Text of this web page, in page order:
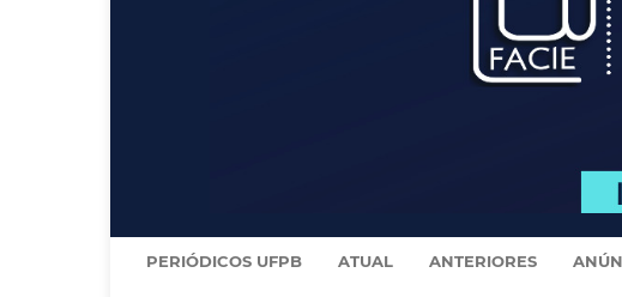
PERIÓDICOS UFPB ATUAL ANTERIORES